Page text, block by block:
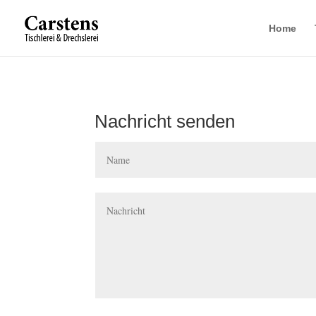
Home
Nachricht senden